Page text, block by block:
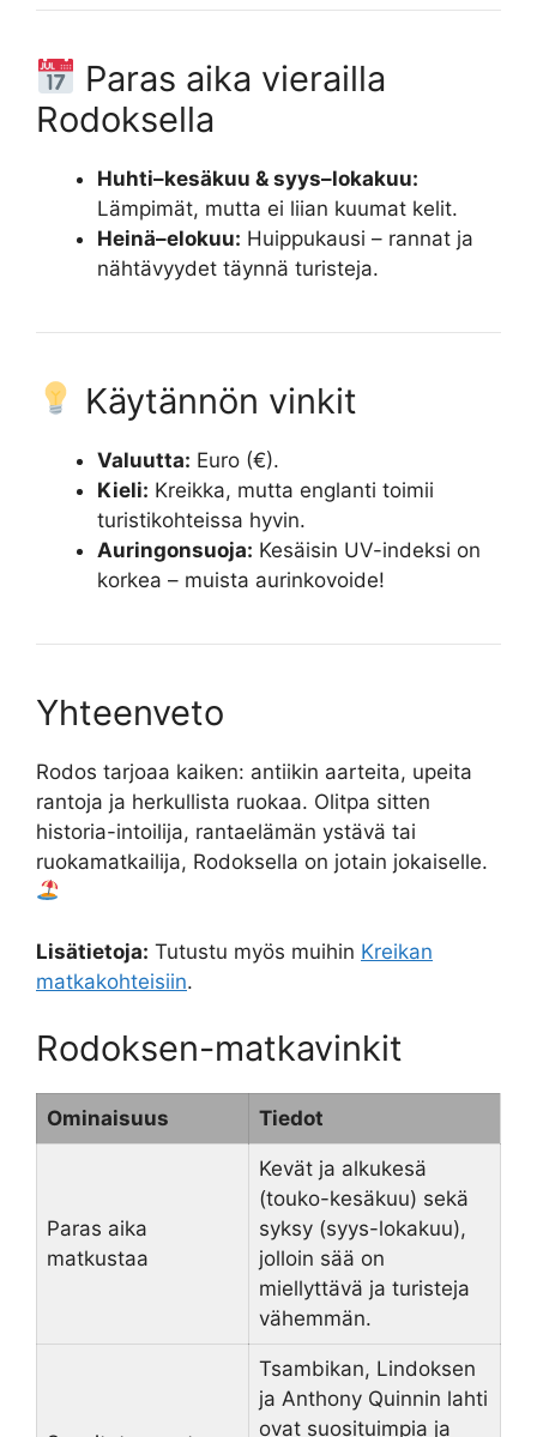
Paras aika vierailla
Rodoksella
Huhti–kesäkuu & syys–lokakuu:
Lämpimät, mutta ei liian kuumat kelit.
Heinä–elokuu: Huippukausi – rannat ja
nähtävyydet täynnä turisteja.
Käytännön vinkit
Valuutta: Euro (€).
Kieli: Kreikka, mutta englanti toimii
turistikohteissa hyvin.
Auringonsuoja: Kesäisin UV-indeksi on
korkea – muista aurinkovoide!
Yhteenveto
Rodos tarjoaa kaiken: antiikin aarteita, upeita
rantoja ja herkullista ruokaa. Olitpa sitten
historia-intoilija, rantaelämän ystävä tai
ruokamatkailija, Rodoksella on jotain jokaiselle.
Lisätietoja: Tutustu myös muihin Kreikan
matkakohteisiin.
Rodoksen-matkavinkit
Ominaisuus Tiedot
Paras aika
matkustaa
Kevät ja alkukesä
(touko-kesäkuu) sekä
syksy (syys-lokakuu),
jolloin sää on
miellyttävä ja turisteja
vähemmän.
Tsambikan, Lindoksen
ja Anthony Quinnin lahti
ovat suosituimpia ja